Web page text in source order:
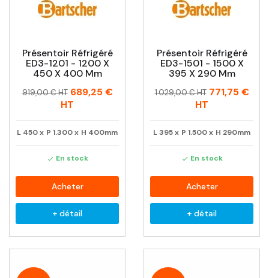
Présentoir Réfrigéré
ED3-1201 - 1200 X
450 X 400 Mm
Prix
Prix
919,00 € HT 689,25 €
HT
L 450x P 1.300x H 400mm
 En stock
Acheter
+ détail
Présentoir Réfrigéré
ED3-1501 - 1500 X
395 X 290 Mm
Prix
Prix
1 029,00 € HT 771,75 €
HT
L395x P 1.500x H 290mm
 En stock
Acheter
+ détail